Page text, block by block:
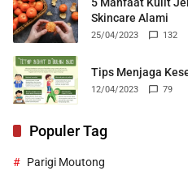
Skincare Alami
25/04/2023 132
Tips Menjaga
12/04/2023 79
Populer Tag
Parigi Moutong